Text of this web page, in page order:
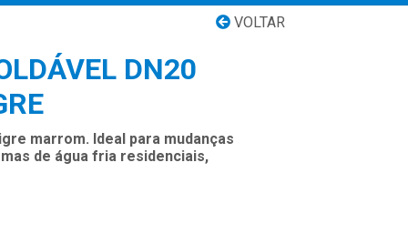
VOLTAR
DN20
marrom. Ideal para mudanças
de água fria residenciais,